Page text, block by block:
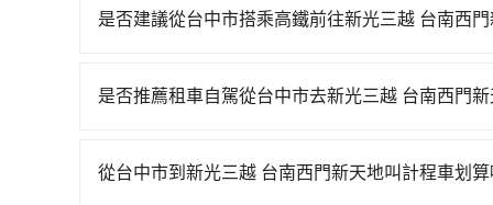
里內，需額外支付 200 元，且每個點最多停留 5
是否建議從台中市搭乘高鐵前往新光三越 台南西門
一天最多有74班次高鐵可搭乘。假設從台中市沙
約花35分鐘、車費300元後，抵達新光三越 台南
是否推薦租車自駕從台中市去新光三越 台南西門新
天就要來回，那在台中路邊可隨租隨借的iRent應
從台中市到新光三越 台南西門新天地叫計程車划算